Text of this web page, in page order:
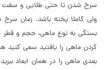
سرخ شدن تا حتی طلایی و
ولی کاملا پخته باشد. زمان سرخ
بستگی به نوع ماهی، حجم و قطر
کردن ماهی را یافتید سعی کنید
بعدی ماهی را در همان ابعاد